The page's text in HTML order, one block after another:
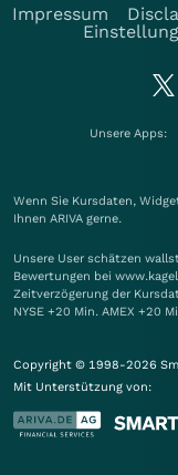
Impressum
Unsere Apps:
Wenn Sie Kursdaten,
Ihnen ARIVA gerne.
Unsere User schätzen
Bewertungen bei
Zeitverzögerung der
NYSE +20 Min. AMEX +20
Copyright © 1998-2026
Mit Unterstützung von: